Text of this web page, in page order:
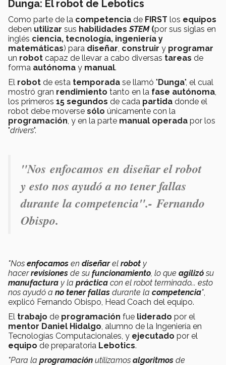
Dunga: El robot de Lebotics
Como parte de la competencia de FIRST los equipos
deben utilizar sus habilidadesSTEM(por sus siglas en
inglés ciencia, tecnología, ingeniería y
matemáticas) para diseñar, construir y programar
un robot capaz de llevar a cabo diversas tareas de
forma autónoma y manual.
El robot de esta temporada se llamó "Dunga", el cual
mostró gran rendimiento tanto en la fase autónoma,
los primeros 15 segundos de cada partida donde el
robot debe moverse sólo únicamente con la
programación, y en la parte manual operada por los
"drivers".
"Nos enfocamos en diseñar el robot
y esto nos ayudó a no tener fallas
durante la competencia".-Fernando
Obispo.
"Nos enfocamos en diseñarel robot y
hacerrevisiones de su funcionamiento, lo que agilizósu
manufactura y la práctica con el robot terminado... esto
nos ayudó a no tener fallas durante la competencia",
explicó Fernando Obispo, Head Coach del equipo.
El trabajo de programación fue liderado por el
mentor Daniel Hidalgo, alumno de la Ingeniería en
Tecnologías Computacionales, y ejecutado por el
equipo de preparatoria Lebotics.
"Para la programación utilizamos algoritmos de